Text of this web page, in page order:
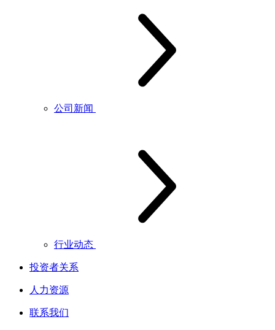
公司新闻
行业动态
投资者关系
人力资源
联系我们